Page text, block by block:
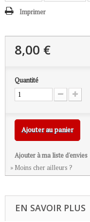
Imprimer
8,00 €
Quantité
Ajouter au panier
Ajouter à ma liste d'envies
» Moins cher ailleurs ?
EN SAVOIR PLUS